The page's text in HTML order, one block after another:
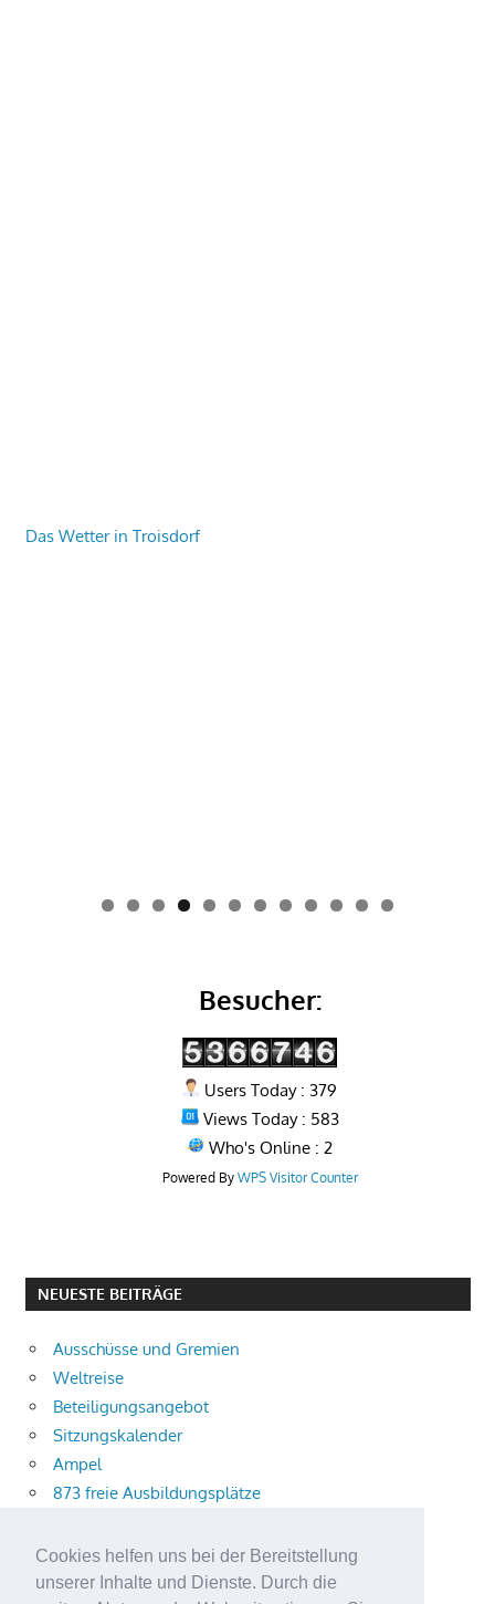
Cookies helfen uns bei der Bereitstellung
unserer Inhalte und Dienste. Durch die
Das Wetter in Troisdorf
0 1 2
Besucher:
Users Today : 379
Views Today : 583
Who's Online : 2
Powered By WPS Visitor Counter
NEUESTE BEITRÄGE
Ausschüsse und Gremien
Weltreise
Beteiligungsangebot
Sitzungskalender
Ampel
873 freie Ausbildungsplätze
Aktuelle Verkehrsmeldungen
Terracliff